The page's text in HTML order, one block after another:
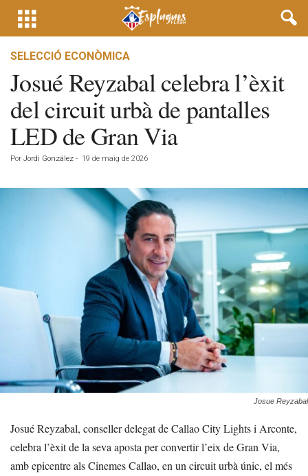
SELECCIÓ ECONÒMICA
Josué Reyzabal celebra l’èxit
del circuit urbà de pantalles
LED de Gran Via
Por Jordi González - 19 de maig de 2026
Josue Reyzabal
Josué Reyzabal, conseller delegat de Callao City Lights i Arconte,
celebra l’èxit de la seva aposta per convertir l’eix de Gran Via,
amb epicentre als Cinemes Callao, en un circuit urbà únic, el més